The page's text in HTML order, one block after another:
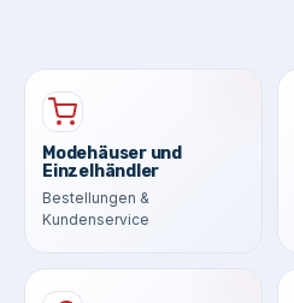
Modehäuser und
Einzelhändler
Bestellungen &
Kundenservice